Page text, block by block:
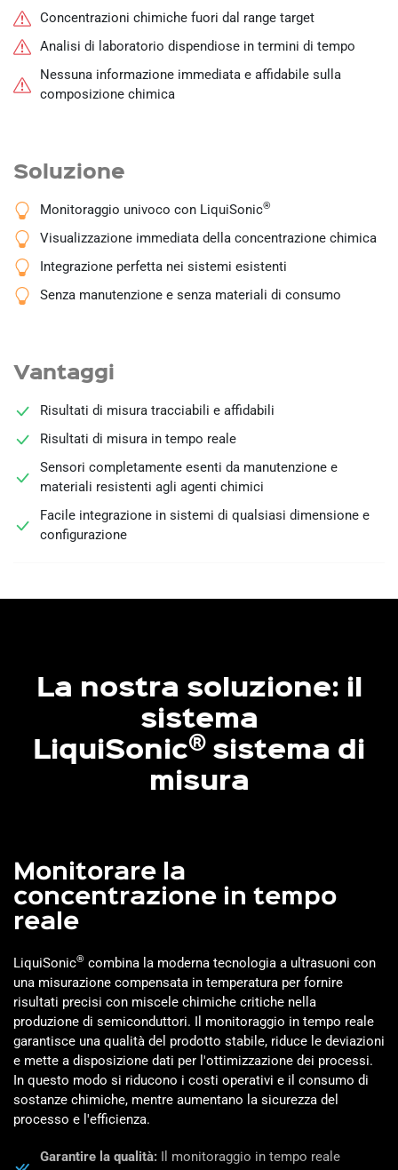
Concentrazioni chimiche fuori dal range target
Analisi di laboratorio dispendiose in termini di tempo
Nessuna informazione immediata e affidabile sulla
composizione chimica
Soluzione
Monitoraggio univoco con LiquiSonic®
Visualizzazione immediata della concentrazione chimica
Integrazione perfetta nei sistemi esistenti
Senza manutenzione e senza materiali di consumo
Vantaggi
Risultati di misura tracciabili e affidabili
Risultati di misura in tempo reale
Sensori completamente esenti da manutenzione e
materiali resistenti agli agenti chimici
Facile integrazione in sistemi di qualsiasi dimensione e
configurazione
La nostra soluzione: il
sistema
LiquiSonic® sistema di
misura
Monitorare la
concentrazione in tempo
reale
LiquiSonic® combina la moderna tecnologia a ultrasuoni con
una misurazione compensata in temperatura per fornire
risultati precisi con miscele chimiche critiche nella
produzione di semiconduttori. Il monitoraggio in tempo reale
garantisce una qualità del prodotto stabile, riduce le deviazioni
e mette a disposizione dati per l'ottimizzazione dei processi.
In questo modo si riducono i costi operativi e il consumo di
sostanze chimiche, mentre aumentano la sicurezza del
processo e l'efficienza.
Garantire la qualità: Il monitoraggio in tempo reale